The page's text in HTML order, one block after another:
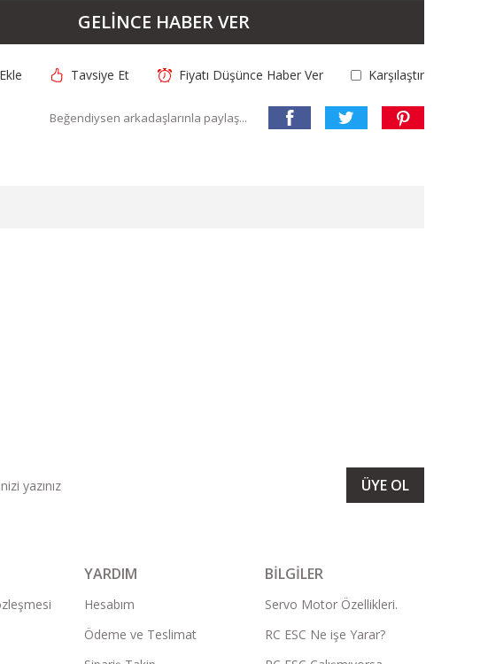
GELİNCE HABER VER
Tavsiye Et Fiyatı Düşünce Haber Ver Karşılaştır
Beğendiysen arkadaşlarınla paylaş...
ÜYE OL
YARDIM
Hesabım
Ödeme ve Teslimat
BİLGİLER
Servo Motor Özellikleri.
RC ESC Ne işe Yarar?